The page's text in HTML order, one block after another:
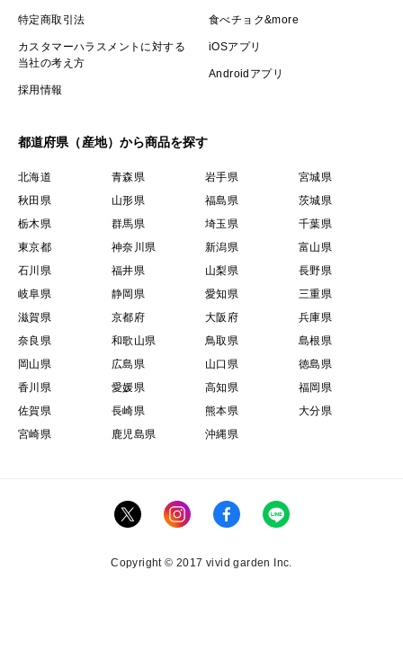
特定商取引法
カスタマーハラスメントに対する
当社の考え方
採用情報
食べチョク&more
iOSアプリ
Androidアプリ
都道府県（産地）から商品を探す
北海道 青森県 岩手県
宮城県
秋田県
山形県 福島県
茨城県
栃木県
群馬県 埼玉県
千葉県
東京都
神奈川県 新潟県
富山県
石川県
福井県 山梨県
長野県
岐阜県
静岡県 愛知県
三重県
滋賀県
京都府 大阪府
兵庫県
奈良県
和歌山県 鳥取県
島根県
岡山県
広島県 山口県
徳島県
香川県
愛媛県 高知県
福岡県
佐賀県
長崎県 熊本県
大分県
宮崎県
鹿児島県 沖縄県
Copyright © 2017 vivid garden Inc.